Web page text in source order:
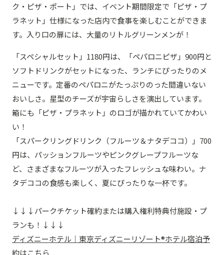
ク・ピザ・ポート」では、イベント期間限定で「ピザ・プ
ラネット」仕様になった店内で食事を楽しむことができま
す。入り口の扉には、大量のリトルグリーンメンが！
「スペシャルセット」1180円は、「ペパロニピザ」900円と
ソフトドリンクがセットになった、ランチにぴったりのメ
ニューです。定番のペパロニがたっぷりのった間違いない
おいしさ。星型のチーズが宇宙らしさを演出しています。
箱にも「ピザ・プラネット」のロゴが描かれていてかわい
い！
「スパークリングドリンク（フルーツ＆ナタデココ）」700
円は、パッションフルーツやピンクグレープフルーツな
ど、さまざまなフルーツが入ったフレッシュな味わい。ナ
タデココの食感も楽しく、夏にぴったりな一杯です。
↓↓↓パークチケット確約または購入権利特典付施設・プ
ランも！↓↓↓
ディズニーホテル｜東京ディズニーリゾート®ホテル宿泊予
約はこちら